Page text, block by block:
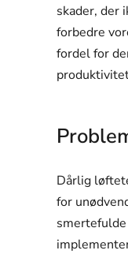
skader, der
forbedre
fordel for
Dårlig
for